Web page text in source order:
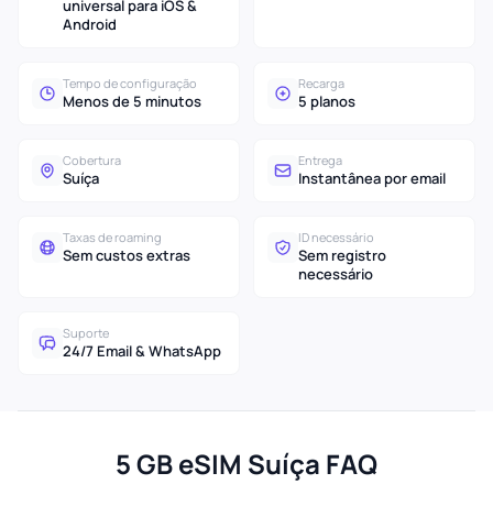
universal para iOS &
Android
Tempo de configuração
Menos de 5 minutos
Recarga
5 planos
Cobertura
Suíça
Entrega
Instantânea por email
Taxas de roaming
Sem custos extras
ID necessário
Sem registro
necessário
Suporte
24/7 Email & WhatsApp
5 GB eSIM Suíça FAQ